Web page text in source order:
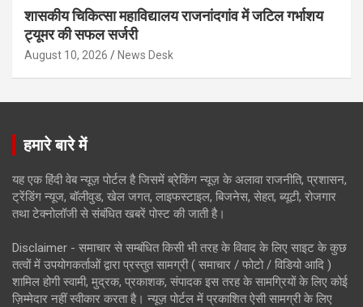
शासकीय चिकित्सा महाविद्यालय राजनांदगांव में जटिल गर्भाशय
ट्यूमर की सफल सर्जरी
August 10, 2026 News Desk
हमारे बारे में
यह एक हिंदी वेब न्यूज़ पोर्टल है जिसमें ब्रेकिंग न्यूज़ के अलावा राजनीति, प्रशासन,
ट्रेंडिंग न्यूज, बॉलीवुड, खेल जगत, लाइफस्टाइल, बिजनेस, सेहत, ब्यूटी, रोजगार
तथा टेक्नोलॉजी से संबंधित खबरें पोस्ट की जाती है।
Disclaimer - समाचार से सम्बंधित किसी भी तरह के विवाद के लिए साइट के कुछ
तत्वों में उपयोगकर्ताओं द्वारा प्रस्तुत सामग्री ( समाचार / फोटो / विडियो आदि )
शामिल होगी स्वामी, मुद्रक, प्रकाशक, संपादक इस तरह के सामग्रियों के लिए कोई
ज़िम्मेदार नहीं स्वीकार करता है। न्यूज़ पोर्टल में प्रकाशित ऐसी सामग्री के लिए